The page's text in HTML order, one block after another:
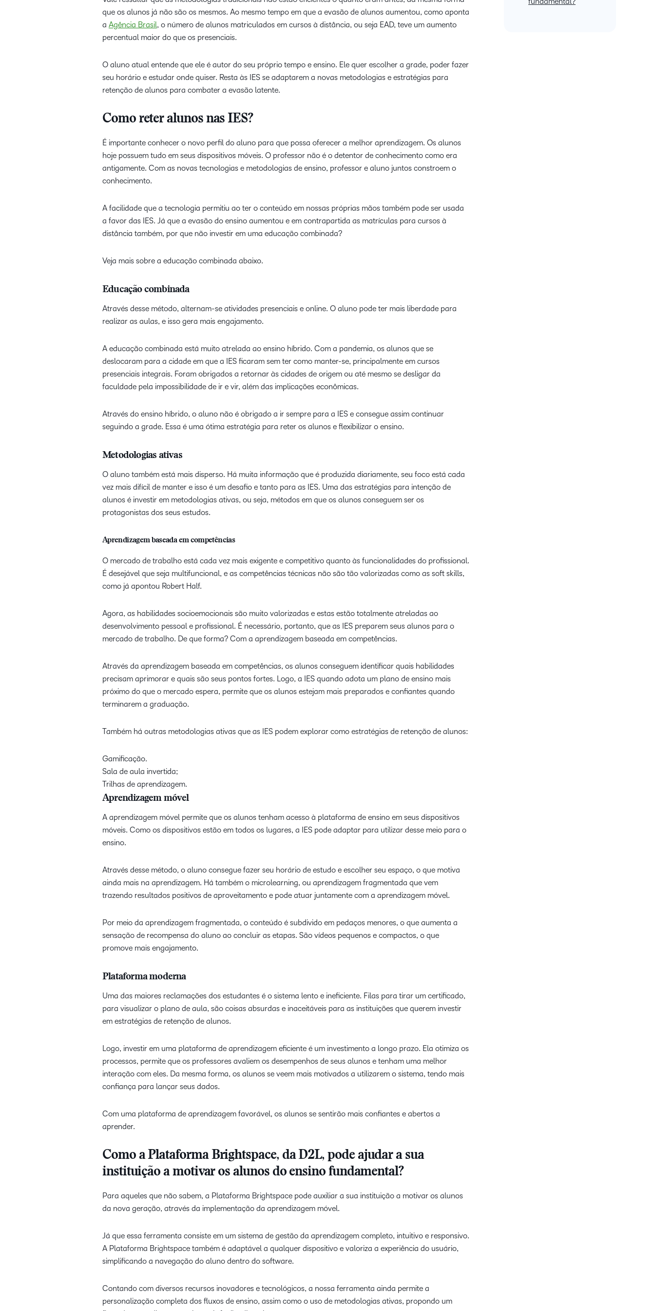
que os alunos já não são os mesmos. Ao mesmo tempo em que a evasão de alunos aumentou, como aponta
a Agência Brasil, o número de alunos matriculados em cursos à distância, ou seja EAD, teve um aumento
percentual maior do que os presenciais.
O aluno atual entende que ele é autor do seu próprio tempo e ensino. Ele quer escolher a grade, poder fazer
seu horário e estudar onde quiser. Resta às IES se adaptarem a novas metodologias e estratégias para
retenção de alunos para combater a evasão latente.
Como reter alunos nas IES?
É importante conhecer o novo perfil do aluno para que possa oferecer a melhor aprendizagem. Os alunos
hoje possuem tudo em seus dispositivos móveis. O professor não é o detentor de conhecimento como era
antigamente. Com as novas tecnologias e metodologias de ensino, professor e aluno juntos constroem o
conhecimento.
A facilidade que a tecnologia permitiu ao ter o conteúdo em nossas próprias mãos também pode ser usada
a favor das IES. Já que a evasão do ensino aumentou e em contrapartida as matrículas para cursos à
distância também, por que não investir em uma educação combinada?
Veja mais sobre a educação combinada abaixo.
Educação combinada
Através desse método, alternam-se atividades presenciais e online. O aluno pode ter mais liberdade para
realizar as aulas, e isso gera mais engajamento.
A educação combinada está muito atrelada ao ensino híbrido. Com a pandemia, os alunos que se
deslocaram para a cidade em que a IES ficaram sem ter como manter-se, principalmente em cursos
presenciais integrais. Foram obrigados a retornar às cidades de origem ou até mesmo se desligar da
faculdade pela impossibilidade de ir e vir, além das implicações econômicas.
Através do ensino híbrido, o aluno não é obrigado a ir sempre para a IES e consegue assim continuar
seguindo a grade. Essa é uma ótima estratégia para reter os alunos e flexibilizar o ensino.
Metodologias ativas
O aluno também está mais disperso. Há muita informação que é produzida diariamente, seu foco está cada
vez mais difícil de manter e isso é um desafio e tanto para as IES. Uma das estratégias para intenção de
alunos é investir em metodologias ativas, ou seja, métodos em que os alunos conseguem ser os
protagonistas dos seus estudos.
Aprendizagem baseada em competências
O mercado de trabalho está cada vez mais exigente e competitivo quanto às funcionalidades do profissional.
É desejável que seja multifuncional, e as competências técnicas não são tão valorizadas como as soft skills,
como já apontou Robert Half.
Agora, as habilidades socioemocionais são muito valorizadas e estas estão totalmente atreladas ao
desenvolvimento pessoal e profissional. É necessário, portanto, que as IES preparem seus alunos para o
mercado de trabalho. De que forma? Com a aprendizagem baseada em competências.
Através da aprendizagem baseada em competências, os alunos conseguem identificar quais habilidades
precisam aprimorar e quais são seus pontos fortes. Logo, a IES quando adota um plano de ensino mais
próximo do que o mercado espera, permite que os alunos estejam mais preparados e confiantes quando
terminarem a graduação.
Também há outras metodologias ativas que as IES podem explorar como estratégias de retenção de alunos:
Gamificação.
Sala de aula invertida;
Trilhas de aprendizagem.
Aprendizagem móvel
A aprendizagem móvel permite que os alunos tenham acesso à plataforma de ensino em seus dispositivos
móveis. Como os dispositivos estão em todos os lugares, a IES pode adaptar para utilizar desse meio para o
ensino.
Através desse método, o aluno consegue fazer seu horário de estudo e escolher seu espaço, o que motiva
ainda mais na aprendizagem. Há também o microlearning, ou aprendizagem fragmentada que vem
trazendo resultados positivos de aproveitamento e pode atuar juntamente com a aprendizagem móvel.
Por meio da aprendizagem fragmentada, o conteúdo é subdivido em pedaços menores, o que aumenta a
sensação de recompensa do aluno ao concluir as etapas. São vídeos pequenos e compactos, o que
promove mais engajamento.
Plataforma moderna
Uma das maiores reclamações dos estudantes é o sistema lento e ineficiente. Filas para tirar um certificado,
para visualizar o plano de aula, são coisas absurdas e inaceitáveis para as instituições que querem investir
em estratégias de retenção de alunos.
Logo, investir em uma plataforma de aprendizagem eficiente é um investimento a longo prazo. Ela otimiza os
processos, permite que os professores avaliem os desempenhos de seus alunos e tenham uma melhor
interação com eles. Da mesma forma, os alunos se veem mais motivados a utilizarem o sistema, tendo mais
confiança para lançar seus dados.
Com uma plataforma de aprendizagem favorável, os alunos se sentirão mais confiantes e abertos a
aprender.
Como a Plataforma Brightspace, da D2L, pode ajudar a sua
instituição a motivar os alunos do ensino fundamental?
Para aqueles que não sabem, a Plataforma Brightspace pode auxiliar a sua instituição a motivar os alunos
da nova geração, através da implementação da aprendizagem móvel.
Já que essa ferramenta consiste em um sistema de gestão da aprendizagem completo, intuitivo e responsivo.
A Plataforma Brightspace também é adaptável a qualquer dispositivo e valoriza a experiência do usuário,
simplificando a navegação do aluno dentro do software.
Contando com diversos recursos inovadores e tecnológicos, a nossa ferramenta ainda permite a
personalização completa dos fluxos de ensino, assim como o uso de metodologias ativas, propondo um